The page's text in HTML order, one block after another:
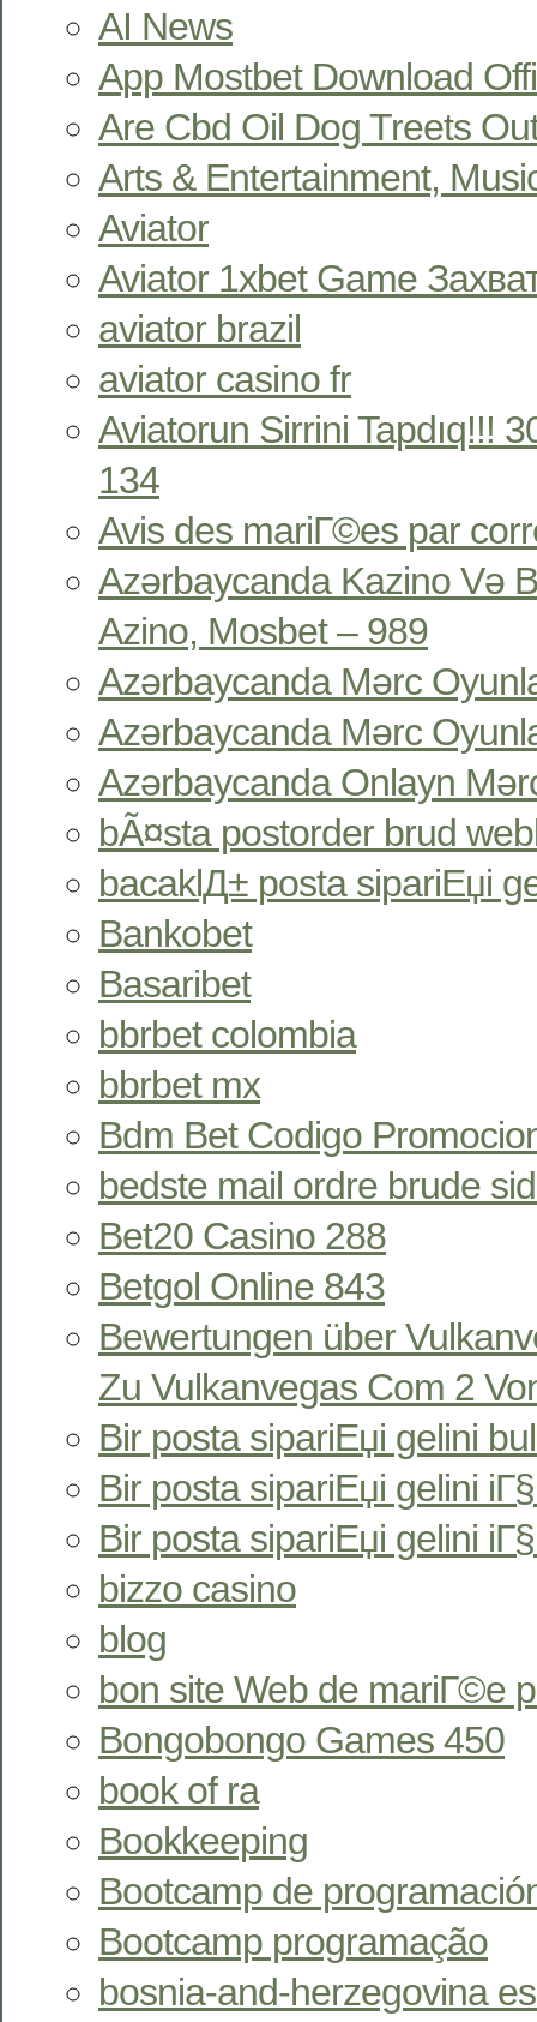
AI News
App Mostbet Download
Are Cbd Oil Dog Treets
Arts & Entertainment,
Aviator
Aviator 1xbet Game
aviator brazil
aviator casino fr
Aviatorun Sirrini Tapdıq!!!
134
Avis des mariГ©es par
Azərbaycanda Kazino Və
Azino, Mosbet – 989
Azərbaycanda Mərc
Azərbaycanda Mərc
Azərbaycanda Onlayn
bÃ¤sta postorder brud
bacaklД± posta sipariЕџi
Bankobet
Basaribet
bbrbet colombia
bbrbet mx
Bdm Bet Codigo
bedste mail ordre brude
Bet20 Casino 288
Betgol Online 843
Bewertungen über
Zu Vulkanvegas Com 2
Bir posta sipariЕџi gelini
Bir posta sipariЕџi gelini
Bir posta sipariЕџi gelini
bizzo casino
blog
bon site Web de mariГ©e
Bongobongo Games 450
book of ra
Bookkeeping
Bootcamp de
Bootcamp programação
bosnia-and-herzegovina